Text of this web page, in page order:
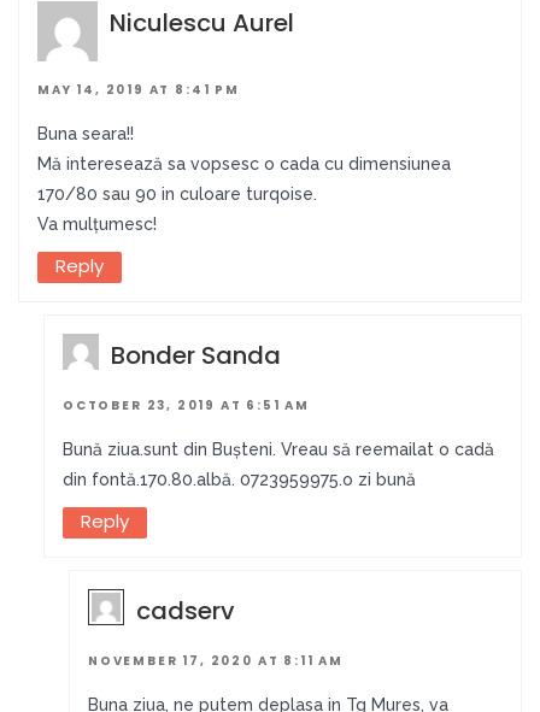
Niculescu Aurel
MAY 14, 2019 AT 8:41 PM
Buna seara!!
Mă interesează sa vopsesc o cada cu dimensiunea
170/80 sau 90 in culoare turqoise.
Va mulțumesc!
Reply
Bonder Sanda
OCTOBER 23, 2019 AT 6:51 AM
Bună ziua.sunt din Bușteni. Vreau să reemailat o cadă
din fontă.170.80.albă. 0723959975.o zi bună
Reply
cadserv
NOVEMBER 17, 2020 AT 8:11 AM
Buna ziua, ne putem deplasa in Tg Mures, va